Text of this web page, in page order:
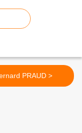
Bernard PRAUD >